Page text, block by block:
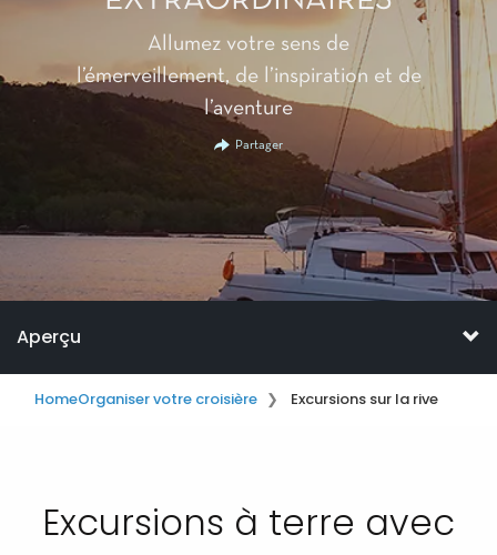
Allumez votre sens de
l’émerveillement, de l’inspiration et de
l’aventure
Partager
Aperçu
HomeOrganiser votre croisière Excursions sur la rive
Excursions à terre avec